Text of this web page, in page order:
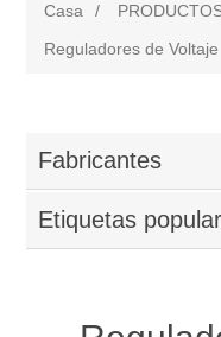
Casa /
Reguladores de Voltaje
Fabricantes
Etiquetas